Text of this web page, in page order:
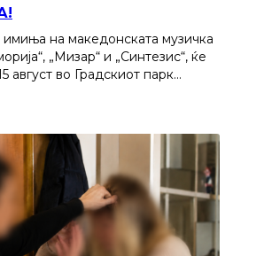
имиња на македонската музичка
„Мизар“ и „Синтезис“, ќе
август во Градскиот парк…